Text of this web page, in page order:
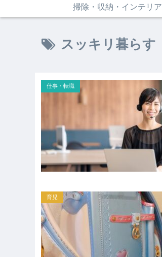
掃除・収納・インテリア
スッキリ暮らす
仕事・転職
育児